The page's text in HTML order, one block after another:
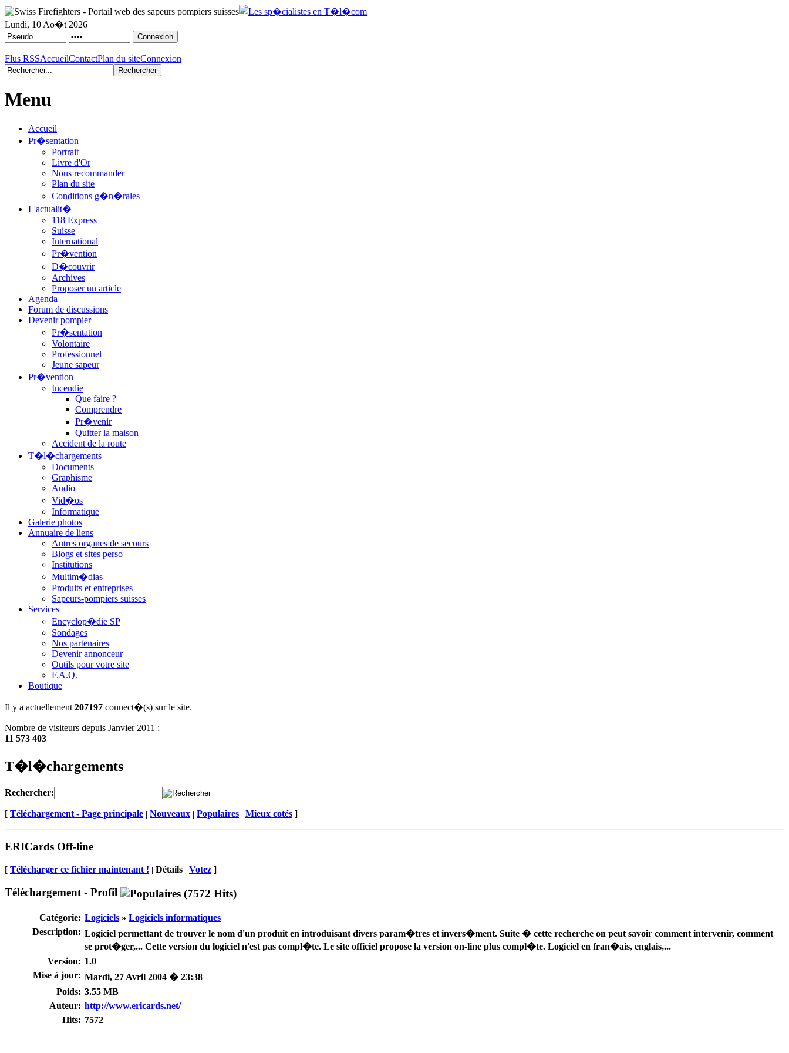
Lundi, 10 Ao�t 2026
Flus RSSAccueilContactPlan du siteConnexion
Menu
Accueil
Pr�sentation
Portrait
Livre d'Or
Nous recommander
Plan du site
Conditions g�n�rales
L'actualit�
118 Express
Suisse
International
Pr�vention
D�couvrir
Archives
Proposer un article
Agenda
Forum de discussions
Devenir pompier
Pr�sentation
Volontaire
Professionnel
Jeune sapeur
Pr�vention
Incendie
Que faire ?
Comprendre
Pr�venir
Quitter la maison
Accident de la route
T�l�chargements
Documents
Graphisme
Audio
Vid�os
Informatique
Galerie photos
Annuaire de liens
Autres organes de secours
Blogs et sites perso
Institutions
Multim�dias
Produits et entreprises
Sapeurs-pompiers suisses
Services
Encyclop�die SP
Sondages
Nos partenaires
Devenir annonceur
Outils pour votre site
F.A.Q.
Boutique
Il y a actuellement 207197 connect�(s) sur le site.
Nombre de visiteurs depuis Janvier 2011 :
11 573 403
T�l�chargements
Rechercher:
[ Téléchargement - Page principale | Nouveaux | Populaires | Mieux cotés ]
ERICards Off-line
[ Télécharger ce fichier maintenant ! | Détails | Votez ]
Téléchargement - Profil
Catégorie: Logiciels » Logiciels informatiques
Description: Logiciel permettant de trouver le nom d'un produit en introduisant divers param�tres et invers�ment. Suite � cette recherche on peut savoir comment intervenir, comment
se prot�ger,... Cette version du logiciel n'est pas compl�te. Le site officiel propose la version on-line plus compl�te. Logiciel en fran�ais, englais,...
Version: 1.0
Mise à jour: Mardi, 27 Avril 2004 � 23:38
Poids: 3.55 MB
Auteur: http://www.ericards.net/
Hits: 7572